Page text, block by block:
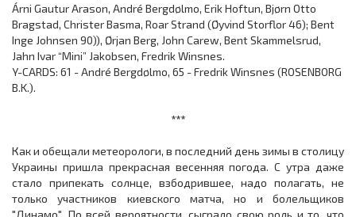
Árni Gautur Arason, André Bergdølmo, Erik Hoftun, Bjørn Otto
Bragstad, Christer Basma, Roar Strand (Øyvind Storflor 46); Bent
Inge Johnsen 90)), Ørjan Berg, John Carew, Bent Skammelsrud,
Jahn Ivar “Mini” Jakobsen, Fredrik Winsnes.
Y-CARDS: 61 - André Bergdølmo, 65 - Fredrik Winsnes (ROSENBORG
B.K.).
***
Как и обещали метеорологи, в последний день зимы в столицу
Украины пришла прекрасная весенняя погода. С утра даже
стало припекать солнце, взбодрившее, надо полагать, не
только участников киевского матча, но и болельщиков
"Динамо". По всей вероятности, сыграло свою роль и то, что